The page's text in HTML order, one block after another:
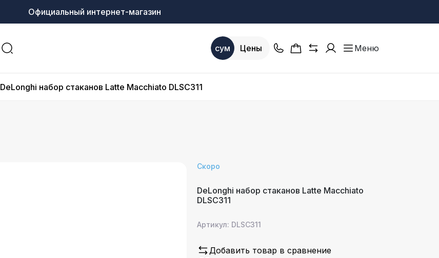
Официальный интернет-магазин
сум Цены Меню
DeLonghi набор стаканов Latte Macchiato DLSC311
Скоро
DeLonghi набор стаканов Latte Macchiato
DLSC311
Артикул: DLSC311
Добавить товар в сравнение